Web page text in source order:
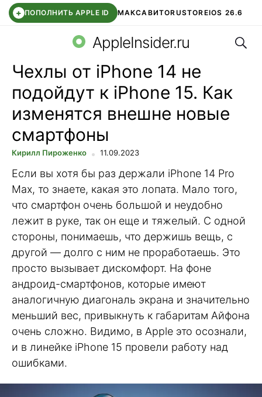
+ ПОПОЛНИТЬ APPLE ID МАКСАВИТОRUSTOREIOS 26.6
СБЕР КИДС ВТБ ОНЛАЙН ЧАТ В ROBLOX
AppleInsider.ru
Чехлы от iPhone 14 не
подойдут к iPhone 15. Как
изменятся внешне новые
смартфоны
Кирилл Пироженко 11.09.2023
Если вы хотя бы раз держали iPhone 14 Pro
Max, то знаете, какая это лопата. Мало того,
что смартфон очень большой и неудобно
лежит в руке, так он еще и тяжелый. С одной
стороны, понимаешь, что держишь вещь, с
другой — долго с ним не проработаешь. Это
просто вызывает дискомфорт. На фоне
андроид-смартфонов, которые имеют
аналогичную диагональ экрана и значительно
меньший вес, привыкнуть к габаритам Айфона
очень сложно. Видимо, в Apple это осознали,
и в линейке iPhone 15 провели работу над
ошибками.